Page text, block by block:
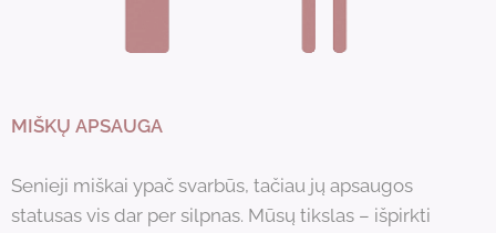
MIŠKŲ APSAUGA
Senieji miškai ypač svarbūs, tačiau jų apsaugos
statusas vis dar per silpnas. Mūsų tikslas – išpirkti